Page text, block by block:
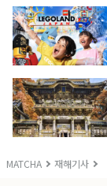
MATCHA 재해기사